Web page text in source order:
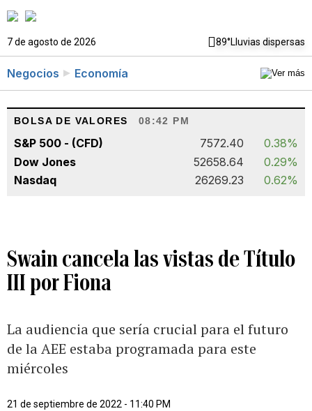
7 de agosto de 2026 89°Lluvias dispersas
Negocios Economía
BOLSA DE VALORES 08:42 PM
S&P 500 - (CFD) 7572.40
0.38%
Dow Jones
52658.64
0.29%
Nasdaq
26269.23 0.62%
Swain cancela las vistas de Título
III por Fiona
La audiencia que sería crucial para el futuro
de la AEE estaba programada para este
miércoles
21 de septiembre de 2022 - 11:40 PM